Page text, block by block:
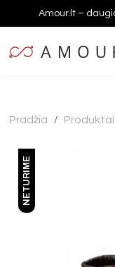
Amour.lt –
Pradžia / Produktai
NETURIME